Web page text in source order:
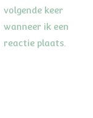
volgende keer
wanneer ik een
reactie plaats.